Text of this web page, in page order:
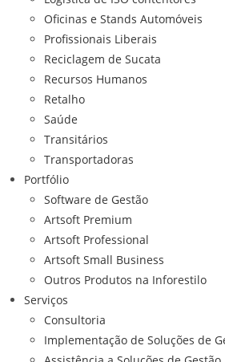
Oficinas e Stands Automóveis
Profissionais Liberais
Reciclagem de Sucata
Recursos Humanos
Retalho
Saúde
Transitários
Transportadoras
Portfólio
Software de Gestão
Artsoft Premium
Artsoft Professional
Artsoft Small Business
Outros Produtos na Inforestilo
Serviços
Consultoria
Implementação de Soluções de